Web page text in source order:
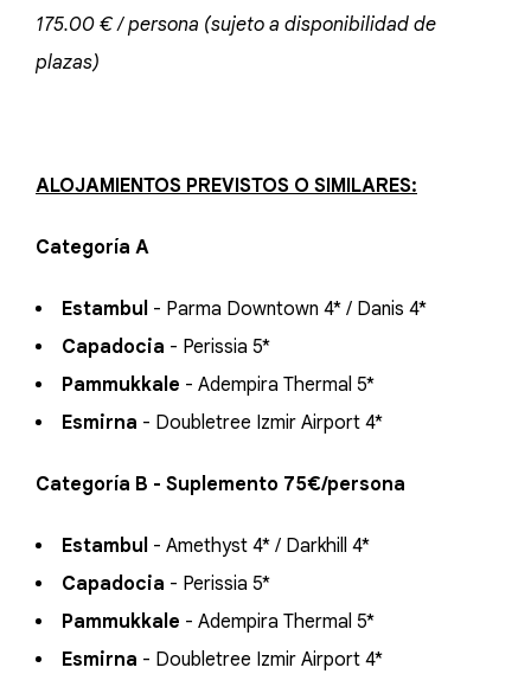
175.00 € / persona (sujeto a disponibilidad de
plazas)
ALOJAMIENTOS PREVISTOS O SIMILARES:
Categoría A
Estambul - Parma Downtown 4* / Danis 4*
Capadocia - Perissia 5*
Pammukkale - Adempira Thermal 5*
Esmirna - Doubletree Izmir Airport 4*
Categoría B - Suplemento 75€/persona
Estambul - Amethyst 4* / Darkhill 4*
Capadocia - Perissia 5*
Pammukkale - Adempira Thermal 5*
Esmirna - Doubletree Izmir Airport 4*